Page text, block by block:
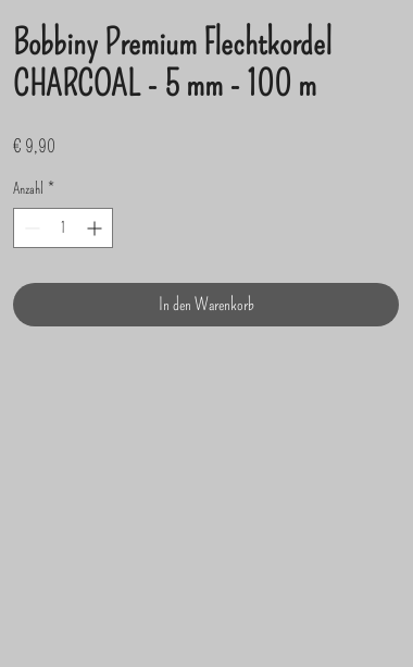
Bobbiny Premium Flechtkordel
CHARCOAL - 5 mm - 100 m
€ 9,90
Anzahl *
In den Warenkorb